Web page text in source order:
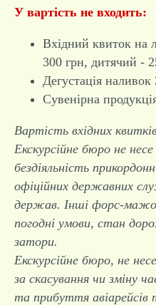
У вартість не входить:
Вхідний квиток на
300 грн, дитячий -
Дегустація наливок
Сувенірна
Вартість вхідних
Екскурсійне бюро не несе
бездіяльність
офіційних державних
держав. Інші форс-
погодні умови, стан
затори.
Екскурсійне бюро, не
за скасування чи зміну
та прибуття авіарейсів